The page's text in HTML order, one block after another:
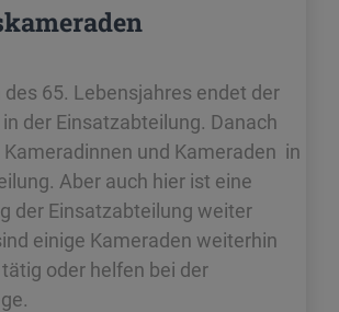
des 65. Lebensjahres endet der
der Einsatzabteilung. Danach
und Kameraden in
Aber auch hier ist eine
der Einsatzabteilung weiter
einige Kameraden weiterhin
oder helfen bei der